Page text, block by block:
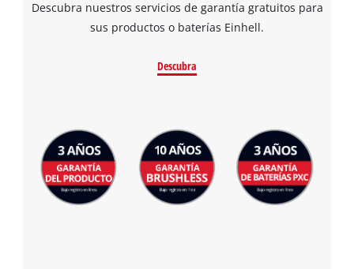
Descubra nuestros servicios de garantía gratuitos para
sus productos o baterías Einhell.
Descubra